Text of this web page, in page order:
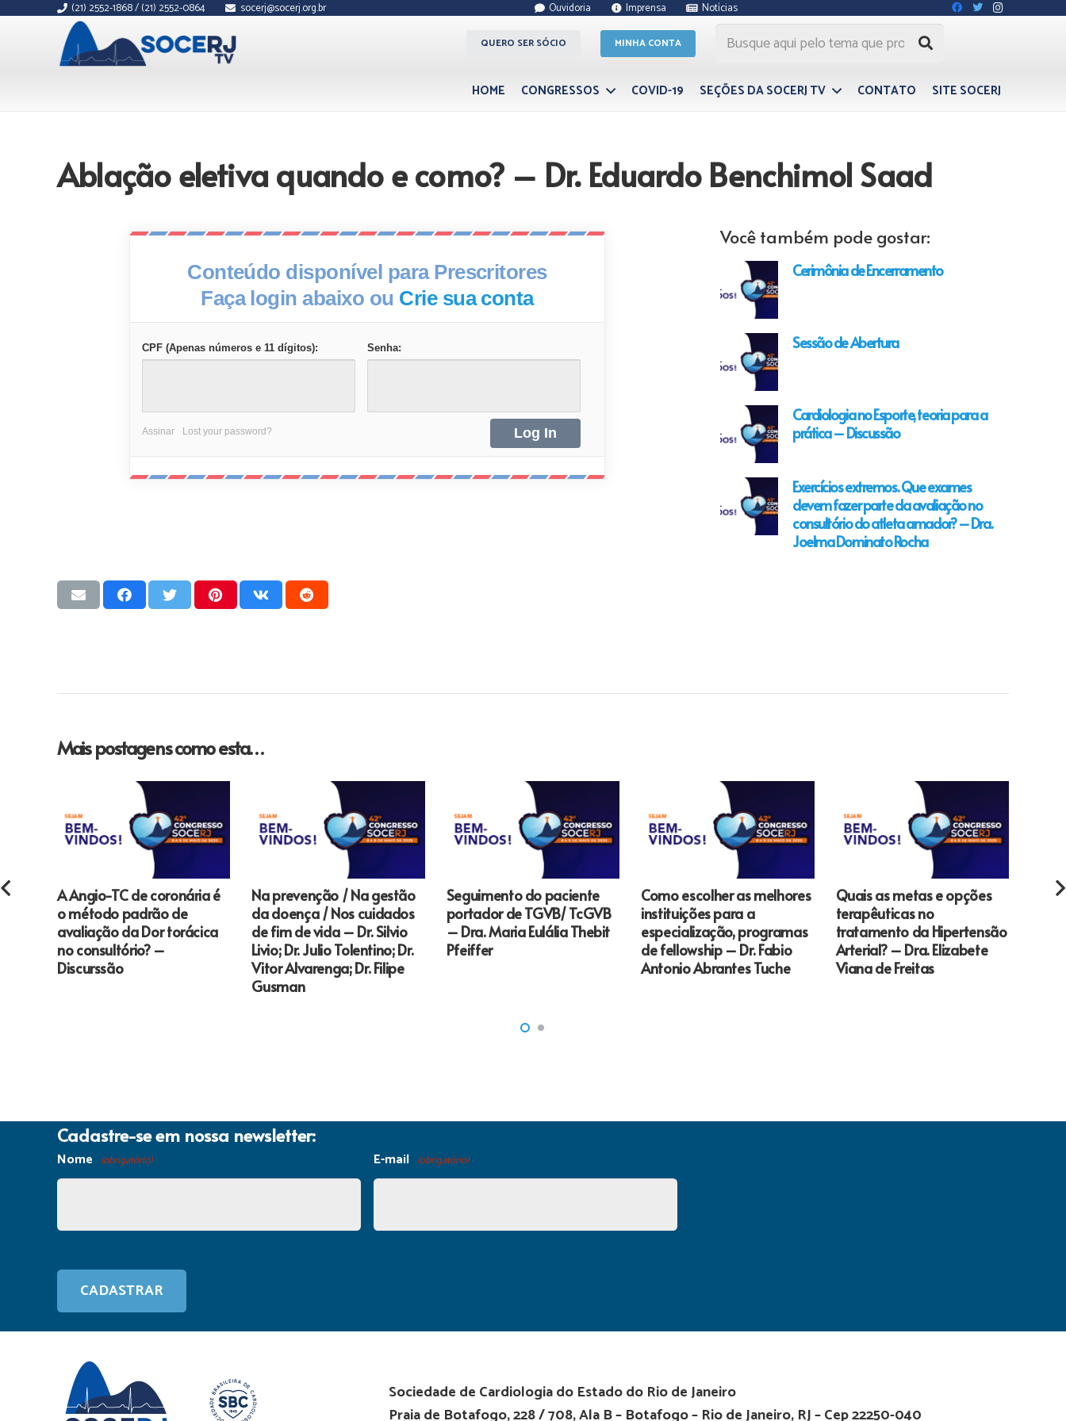
(21) 2552-1868 / (21) 2552-0864 socerj@socerj.org.br Ouvidoria Imprensa Notícias
QUERO SER SÓCIO MINHA CONTA
HOME CONGRESSOS COVID-19 SEÇÕES DA SOCERJ TV CONTATO SITE SOCERJ
Ablação eletiva quando e como? – Dr. Eduardo Benchimol Saad
Conteúdo disponível para Prescritores
Faça login abaixo ou Crie sua conta
CPF (Apenas números e 11 dígitos): Senha:
Assinar Lost your password?
Você também pode gostar:
Cerimônia de Encerramento
Sessão de Abertura
Cardiologia no Esporte, teoria para a
prática – Discussão
Exercícios extremos. Que exames
devem fazer parte da avaliação no
consultório do atleta amador? – Dra.
Joelma Dominato Rocha
Mais postagens como esta…
A Angio-TC de coronária é
o método padrão de
avaliação da Dor torácica
no consultório? –
Discurssão
Na prevenção / Na gestão
da doença / Nos cuidados
de fim de vida – Dr. Silvio
Livio; Dr. Julio Tolentino; Dr.
Vitor Alvarenga; Dr. Filipe
Gusman
Seguimento do paciente
portador de TGVB/ TcGVB
– Dra. Maria Eulália Thebit
Pfeiffer
Como escolher as melhores
instituições para a
especialização, programas
de fellowship – Dr. Fabio
Antonio Abrantes Tuche
Quais as metas e opções
terapêuticas no
tratamento da Hipertensão
Arterial? – Dra. Elizabete
Viana de Freitas
Cadastre-se em nossa newsletter:
Nome (obrigatório) E-mail (obrigatório)
Sociedade de Cardiologia do Estado do Rio de Janeiro
Praia de Botafogo, 228 / 708, Ala B – Botafogo – Rio de Janeiro, RJ – Cep 22250-040